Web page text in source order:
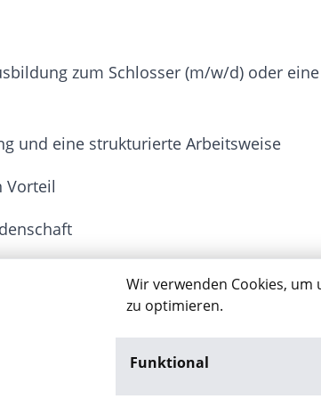
Wir verwenden Cookies,
zu optimieren.
Funktional
zum Schlosser (m/w/d) oder
und eine strukturierte Arbeitsweise
Vorteil